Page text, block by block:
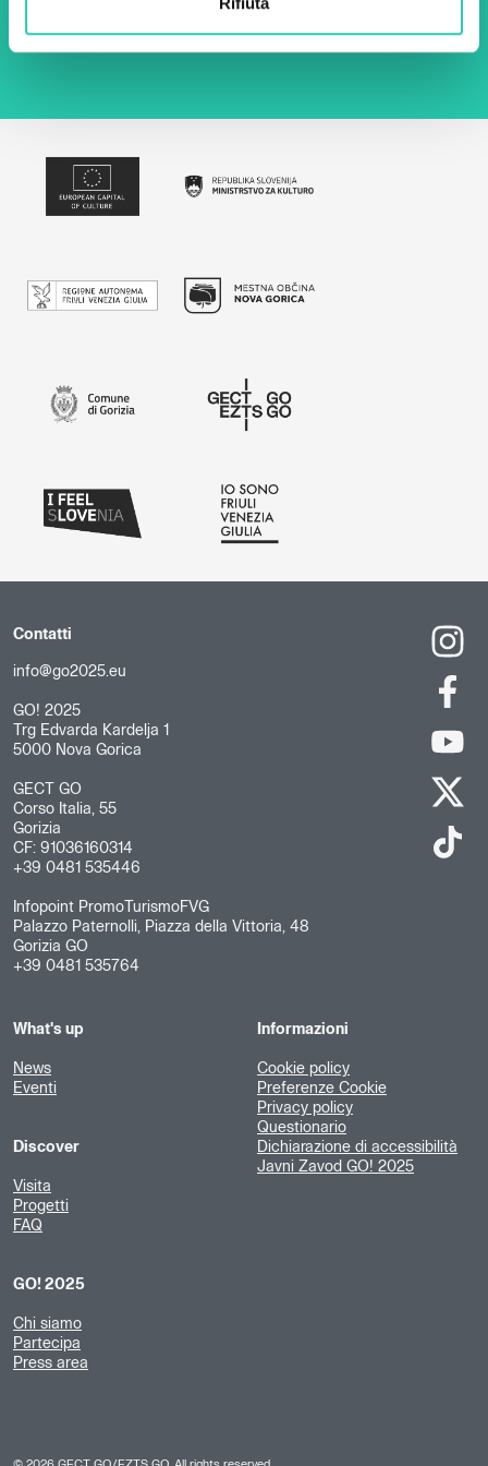
Contatti
info@go2025.eu
GO! 2025
Trg Edvarda Kardelja 1
5000 Nova Gorica
GECT GO
Corso Italia, 55
Gorizia
CF: 91036160314
+39 0481 535446
Infopoint PromoTurismoFVG
Palazzo Paternolli, Piazza della Vittoria, 48
Gorizia GO
+39 0481 535764
What's up
News
Eventi
Discover
Visita
Progetti
FAQ
GO! 2025
Chi siamo
Partecipa
Press area
Informazioni
Cookie policy
Preferenze Cookie
Privacy policy
Questionario
Dichiarazione di accessibilità
Javni Zavod GO! 2025